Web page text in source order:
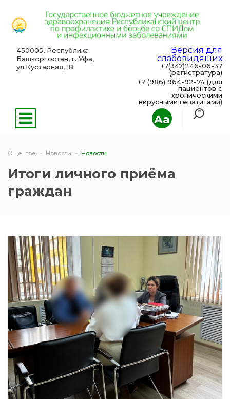
Aa
450005, Республика
Башкортостан, г. Уфа,
ул.Кустарная, 18
Версия для
слабовидящих
+7(347)246-06-37
(регистратура)
+7 (986) 964-92-74 (для
пациентов с
хроническими
вирусными гепатитами)
О центре Новости Новости
Итоги личного приёма
граждан